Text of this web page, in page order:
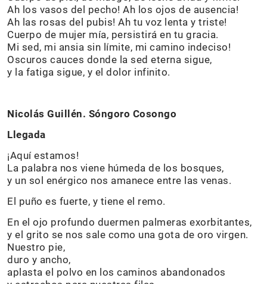
Ah los vasos del pecho! Ah los ojos de ausencia!
Ah las rosas del pubis! Ah tu voz lenta y triste!
Cuerpo de mujer mía, persistirá en tu gracia.
Mi sed, mi ansia sin límite, mi camino indeciso!
Oscuros cauces donde la sed eterna sigue,
y la fatiga sigue, y el dolor infinito.
Nicolás Guillén. Sóngoro Cosongo
Llegada
¡Aquí estamos!
La palabra nos viene húmeda de los bosques,
y un sol enérgico nos amanece entre las venas.
El puño es fuerte, y tiene el remo.
En el ojo profundo duermen palmeras exorbitantes,
y el grito se nos sale como una gota de oro virgen.
Nuestro pie,
duro y ancho,
aplasta el polvo en los caminos abandonados